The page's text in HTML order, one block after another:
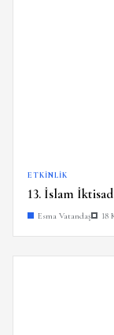
ETKINLIK
13. İslam
Esma Vatandaş 18